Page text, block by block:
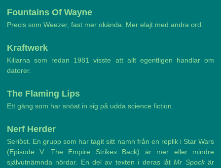
Fountains Of Wayne
Precis som Weezer, fast mer okända. Mer elajt med andra ord.
Kraftwerk
Killarna som redan 1981 visste att allt egentligen handlar om
datorer.
The Flaming Lips
Ett gäng som har snöat in sig på udda science fiction.
Nerf Herder
Seriöst. En grupp som har tagit sitt namn från en replik i Star Wars
(Episode V: The Empire Strikes Back) är mer eller mindre
självutnämnda nördar. En del av texten i deras låtMr Spockär